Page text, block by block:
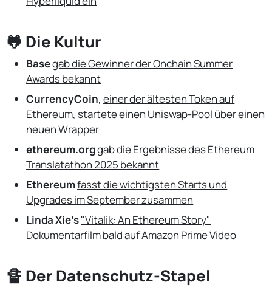
🐸 Die Kultur
Basegab die Gewinner der Onchain Summer
Awards bekannt
CurrencyCoin,einer der ältesten Token auf
Ethereum, startete einen Uniswap-Pool über einen
neuen Wrapper
ethereum.orggab die Ergebnisse des Ethereum
Translatathon 2025 bekannt
Ethereumfasst die wichtigsten Starts und
Upgrades im September zusammen
Linda Xie's"Vitalik: An Ethereum Story"
Dokumentarfilm bald auf Amazon Prime Video
🔏 Der Datenschutz-Stapel